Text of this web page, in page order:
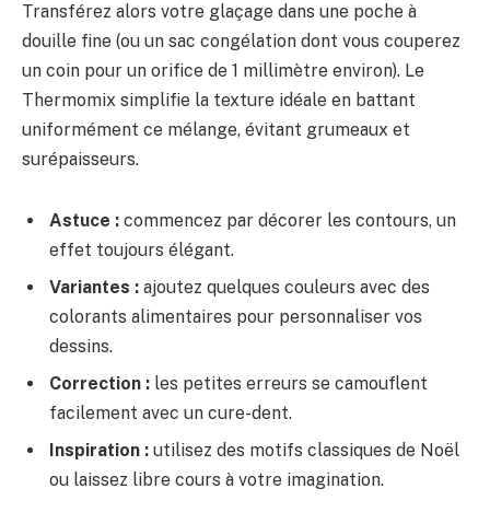
Transférez alors votre glaçage dans une poche à
douille fine (ou un sac congélation dont vous couperez
un coin pour un orifice de 1 millimètre environ). Le
Thermomix simplifie la texture idéale en battant
uniformément ce mélange, évitant grumeaux et
surépaisseurs.
Astuce : commencez par décorer les contours, un
effet toujours élégant.
Variantes : ajoutez quelques couleurs avec des
colorants alimentaires pour personnaliser vos
dessins.
Correction : les petites erreurs se camouflent
facilement avec un cure-dent.
Inspiration : utilisez des motifs classiques de Noël
ou laissez libre cours à votre imagination.